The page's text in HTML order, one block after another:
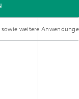
[X]
[X]
weitere